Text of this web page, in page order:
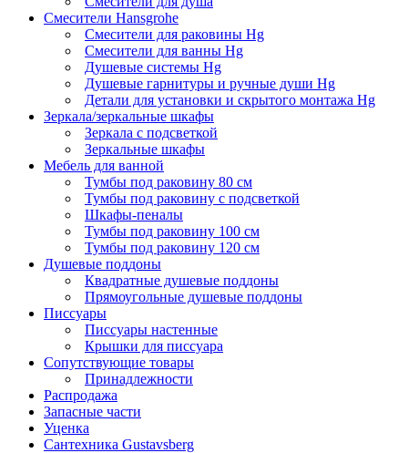
Смесители Hansgrohe
Смесители для раковины Hg
Смесители для ванны Hg
Душевые системы Hg
Душевые гарнитуры и ручные души Hg
Детали для установки и скрытого монтажа Hg
Зеркала/зеркальные шкафы
Зеркала с подсветкой
Зеркальные шкафы
Мебель для ванной
Тумбы под раковину 80 см
Тумбы под раковину с подсветкой
Шкафы-пеналы
Тумбы под раковину 100 см
Тумбы под раковину 120 см
Душевые поддоны
Квадратные душевые поддоны
Прямоугольные душевые поддоны
Писсуары
Писсуары настенные
Крышки для писсуара
Сопутствующие товары
Принадлежности
Распродажа
Запасные части
Уценка
Сантехника Gustavsberg